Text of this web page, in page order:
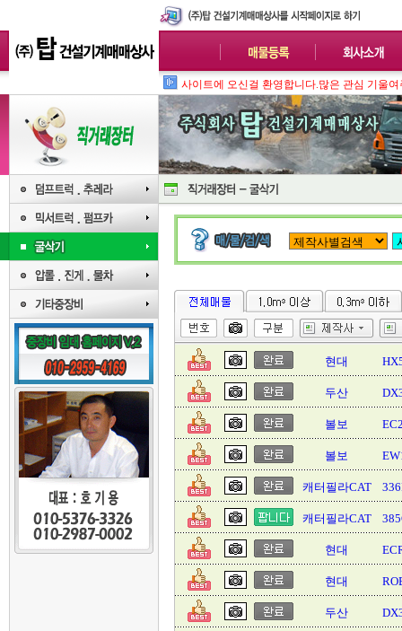
사
현대
두산
볼보
볼보
캐터필라CAT
캐터필라CAT
현대
현대
두산